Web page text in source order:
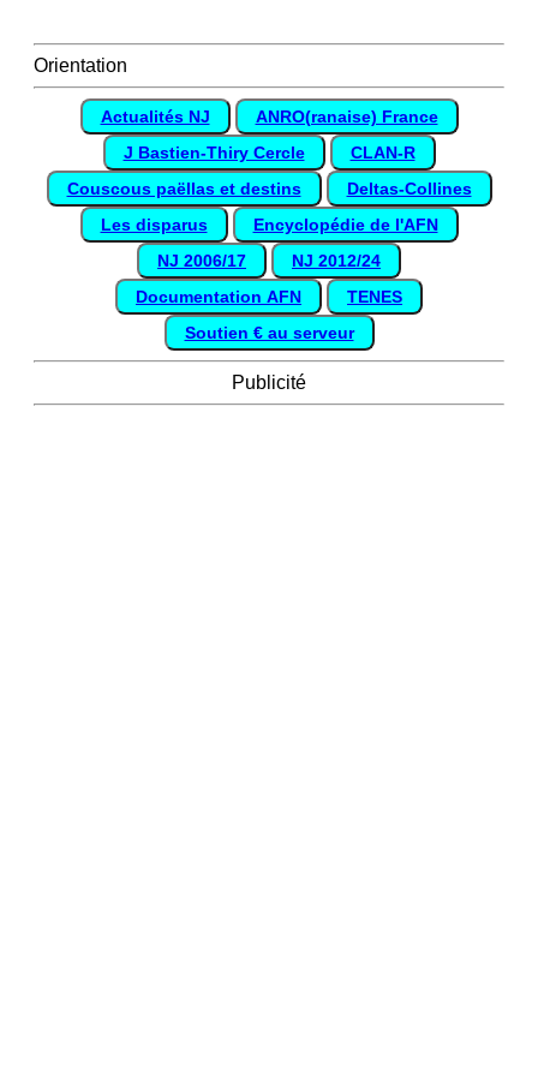
Orientation
Actualités NJ
ANRO(ranaise) France
J Bastien-Thiry Cercle
CLAN-R
Couscous paëllas et destins
Deltas-Collines
Les disparus
Encyclopédie de l'AFN
NJ 2006/17
NJ 2012/24
Documentation AFN
TENES
Soutien € au serveur
Publicité